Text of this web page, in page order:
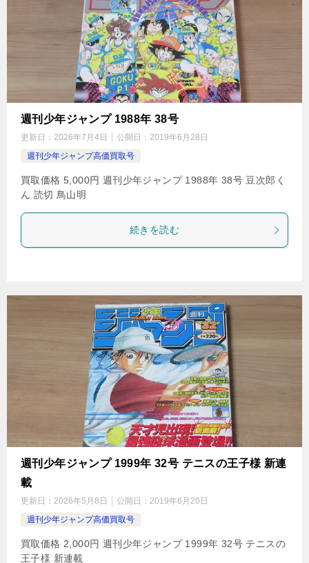
週刊少年ジャンプ 1988年 38号
更新日： 2026年7月4日 公開日： 2019年6月28日
週刊少年ジャンプ高価買取号
買取価格 5,000円 週刊少年ジャンプ 1988年 38号 豆次郎く
ん 読切 鳥山明
続きを読む
週刊少年ジャンプ 1999年 32号 テニスの王子様 新連
載
更新日： 2026年5月8日 公開日： 2019年6月20日
週刊少年ジャンプ高価買取号
買取価格 2,000円 週刊少年ジャンプ 1999年 32号 テニスの
王子様 新連載